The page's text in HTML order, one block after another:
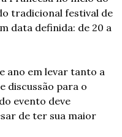
tradicional festival de
data definida: de 20 a
ano em levar tanto a
discussão para o
evento deve
de ter sua maior